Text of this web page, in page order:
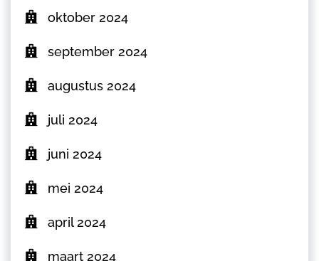
oktober 2024
september 2024
augustus 2024
juli 2024
juni 2024
mei 2024
april 2024
maart 2024